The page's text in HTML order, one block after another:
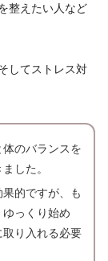
整えたい人など
してストレス対
のバランスを
した。
的ですが、も
っくり始め
り入れる必要